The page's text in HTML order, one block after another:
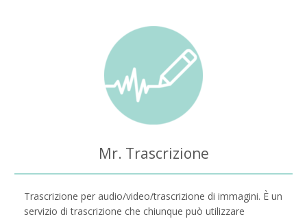
Mr. Trascrizione
Trascrizione per audio/video/trascrizione di immagini. È un
servizio di trascrizione che chiunque può utilizzare